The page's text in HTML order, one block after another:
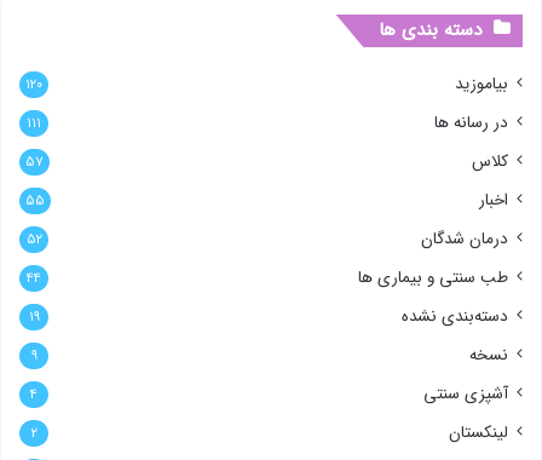
دسته بندی ها
بیاموزید ۱۲۰
در رسانه ها ۱۱۱
کلاس ۵۷
اخبار ۵۵
درمان شدگان ۵۲
طب سنتی و بیماری ها ۴۴
دسته‌بندی نشده ۱۹
نسخه ۹
آشپزی سنتی ۴
لینکستان ۲